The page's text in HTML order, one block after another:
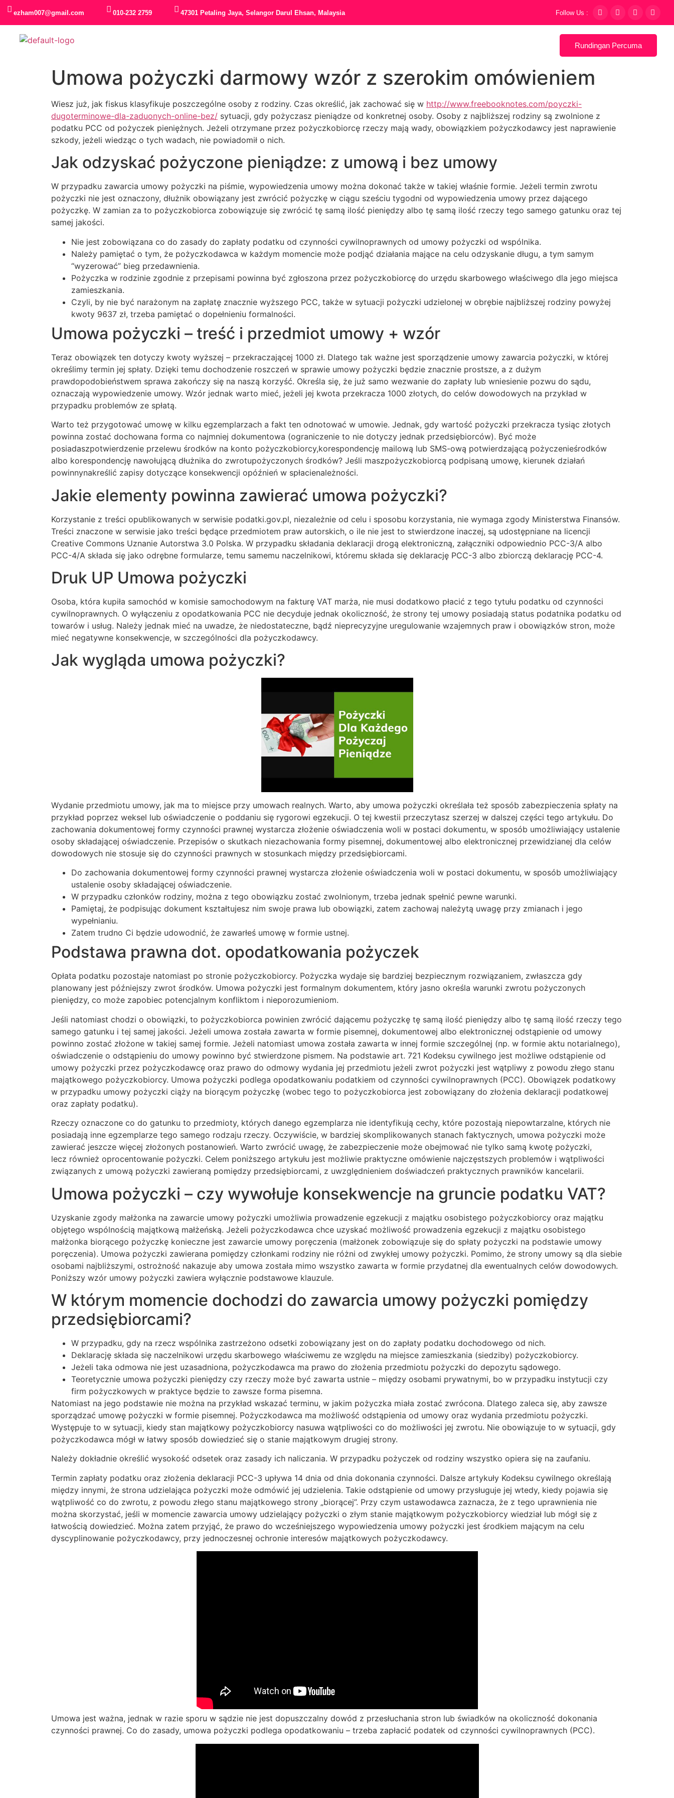
ezham007@gmail.com 010-232 2759 47301 Petaling Jaya, Selangor Darul Ehsan, Malaysia Follow Us :
Rundingan Percuma
Umowa pożyczki darmowy wzór z szerokim omówieniem
Wiesz już, jak fiskus klasyfikuje poszczególne osoby z rodziny. Czas określić, jak zachować się w http://www.freebooknotes.com/poyczki-
dugoterminowe-dla-zaduonych-online-bez/ sytuacji, gdy pożyczasz pieniądze od konkretnej osoby. Osoby z najbliższej rodziny są zwolnione z
podatku PCC od pożyczek pieniężnych. Jeżeli otrzymane przez pożyczkobiorcę rzeczy mają wady, obowiązkiem pożyczkodawcy jest naprawienie
szkody, jeżeli wiedząc o tych wadach, nie powiadomił o nich.
Jak odzyskać pożyczone pieniądze: z umową i bez umowy
W przypadku zawarcia umowy pożyczki na piśmie, wypowiedzenia umowy można dokonać także w takiej właśnie formie. Jeżeli termin zwrotu
pożyczki nie jest oznaczony, dłużnik obowiązany jest zwrócić pożyczkę w ciągu sześciu tygodni od wypowiedzenia umowy przez dającego
pożyczkę. W zamian za to pożyczkobiorca zobowiązuje się zwrócić tę samą ilość pieniędzy albo tę samą ilość rzeczy tego samego gatunku oraz tej
samej jakości.
Nie jest zobowiązana co do zasady do zapłaty podatku od czynności cywilnoprawnych od umowy pożyczki od wspólnika.
Należy pamiętać o tym, że pożyczkodawca w każdym momencie może podjąć działania mające na celu odzyskanie długu, a tym samym
“wyzerować” bieg przedawnienia.
Pożyczka w rodzinie zgodnie z przepisami powinna być zgłoszona przez pożyczkobiorcę do urzędu skarbowego właściwego dla jego miejsca
zamieszkania.
Czyli, by nie być narażonym na zapłatę znacznie wyższego PCC, także w sytuacji pożyczki udzielonej w obrębie najbliższej rodziny powyżej
kwoty 9637 zł, trzeba pamiętać o dopełnieniu formalności.
Umowa pożyczki – treść i przedmiot umowy + wzór
Teraz obowiązek ten dotyczy kwoty wyższej – przekraczającej 1000 zł. Dlatego tak ważne jest sporządzenie umowy zawarcia pożyczki, w której
określimy termin jej spłaty. Dzięki temu dochodzenie roszczeń w sprawie umowy pożyczki będzie znacznie prostsze, a z dużym
prawdopodobieństwem sprawa zakończy się na naszą korzyść. Określa się, że już samo wezwanie do zapłaty lub wniesienie pozwu do sądu,
oznaczają wypowiedzenie umowy. Wzór jednak warto mieć, jeżeli jej kwota przekracza 1000 złotych, do celów dowodowych na przykład w
przypadku problemów ze spłatą.
Warto też przygotować umowę w kilku egzemplarzach a fakt ten odnotować w umowie. Jednak, gdy wartość pożyczki przekracza tysiąc złotych
powinna zostać dochowana forma co najmniej dokumentowa (ograniczenie to nie dotyczy jednak przedsiębiorców). Być może
posiadaszpotwierdzenie przelewu środków na konto pożyczkobiorcy,korespondencję mailową lub SMS-ową potwierdzającą pożyczenieśrodków
albo korespondencję nawołującą dłużnika do zwrotupożyczonych środków? Jeśli maszpożyczkobiorcą podpisaną umowę, kierunek działań
powinnynakreślić zapisy dotyczące konsekwencji opóźnień w spłacienależności.
Jakie elementy powinna zawierać umowa pożyczki?
Korzystanie z treści opublikowanych w serwisie podatki.gov.pl, niezależnie od celu i sposobu korzystania, nie wymaga zgody Ministerstwa Finansów.
Treści znaczone w serwisie jako treści będące przedmiotem praw autorskich, o ile nie jest to stwierdzone inaczej, są udostępniane na licencji
Creative Commons Uznanie Autorstwa 3.0 Polska. W przypadku składania deklaracji drogą elektroniczną, załączniki odpowiednio PCC-3/A albo
PCC-4/A składa się jako odrębne formularze, temu samemu naczelnikowi, któremu składa się deklarację PCC-3 albo zbiorczą deklarację PCC-4.
Druk UP Umowa pożyczki
Osoba, która kupiła samochód w komisie samochodowym na fakturę VAT marża, nie musi dodatkowo płacić z tego tytułu podatku od czynności
cywilnoprawnych. O wyłączeniu z opodatkowania PCC nie decyduje jednak okoliczność, że strony tej umowy posiadają status podatnika podatku od
towarów i usług. Należy jednak mieć na uwadze, że niedostateczne, bądź nieprecyzyjne uregulowanie wzajemnych praw i obowiązków stron, może
mieć negatywne konsekwencje, w szczególności dla pożyczkodawcy.
Jak wygląda umowa pożyczki?
Wydanie przedmiotu umowy, jak ma to miejsce przy umowach realnych. Warto, aby umowa pożyczki określała też sposób zabezpieczenia spłaty na
przykład poprzez weksel lub oświadczenie o poddaniu się rygorowi egzekucji. O tej kwestii przeczytasz szerzej w dalszej części tego artykułu. Do
zachowania dokumentowej formy czynności prawnej wystarcza złożenie oświadczenia woli w postaci dokumentu, w sposób umożliwiający ustalenie
osoby składającej oświadczenie. Przepisów o skutkach niezachowania formy pisemnej, dokumentowej albo elektronicznej przewidzianej dla celów
dowodowych nie stosuje się do czynności prawnych w stosunkach między przedsiębiorcami.
Do zachowania dokumentowej formy czynności prawnej wystarcza złożenie oświadczenia woli w postaci dokumentu, w sposób umożliwiający
ustalenie osoby składającej oświadczenie.
W przypadku członków rodziny, można z tego obowiązku zostać zwolnionym, trzeba jednak spełnić pewne warunki.
Pamiętaj, że podpisując dokument kształtujesz nim swoje prawa lub obowiązki, zatem zachowaj należytą uwagę przy zmianach i jego
wypełnianiu.
Zatem trudno Ci będzie udowodnić, że zawarłeś umowę w formie ustnej.
Podstawa prawna dot. opodatkowania pożyczek
Opłata podatku pozostaje natomiast po stronie pożyczkobiorcy. Pożyczka wydaje się bardziej bezpiecznym rozwiązaniem, zwłaszcza gdy
planowany jest późniejszy zwrot środków. Umowa pożyczki jest formalnym dokumentem, który jasno określa warunki zwrotu pożyczonych
pieniędzy, co może zapobiec potencjalnym konfliktom i nieporozumieniom.
Jeśli natomiast chodzi o obowiązki, to pożyczkobiorca powinien zwrócić dającemu pożyczkę tę samą ilość pieniędzy albo tę samą ilość rzeczy tego
samego gatunku i tej samej jakości. Jeżeli umowa została zawarta w formie pisemnej, dokumentowej albo elektronicznej odstąpienie od umowy
powinno zostać złożone w takiej samej formie. Jeżeli natomiast umowa została zawarta w innej formie szczególnej (np. w formie aktu notarialnego),
oświadczenie o odstąpieniu do umowy powinno być stwierdzone pismem. Na podstawie art. 721 Kodeksu cywilnego jest możliwe odstąpienie od
umowy pożyczki przez pożyczkodawcę oraz prawo do odmowy wydania jej przedmiotu jeżeli zwrot pożyczki jest wątpliwy z powodu złego stanu
majątkowego pożyczkobiorcy. Umowa pożyczki podlega opodatkowaniu podatkiem od czynności cywilnoprawnych (PCC). Obowiązek podatkowy
w przypadku umowy pożyczki ciąży na biorącym pożyczkę (wobec tego to pożyczkobiorca jest zobowiązany do złożenia deklaracji podatkowej
oraz zapłaty podatku).
Rzeczy oznaczone co do gatunku to przedmioty, których danego egzemplarza nie identyfikują cechy, które pozostają niepowtarzalne, których nie
posiadają inne egzemplarze tego samego rodzaju rzeczy. Oczywiście, w bardziej skomplikowanych stanach faktycznych, umowa pożyczki może
zawierać jeszcze więcej złożonych postanowień. Warto zwrócić uwagę, że zabezpieczenie może obejmować nie tylko samą kwotę pożyczki,
lecz również oprocentowanie pożyczki. Celem poniższego artykułu jest możliwie praktyczne omówienie najczęstszych problemów i wątpliwości
związanych z umową pożyczki zawieraną pomiędzy przedsiębiorcami, z uwzględnieniem doświadczeń praktycznych prawników kancelarii.
Umowa pożyczki – czy wywołuje konsekwencje na gruncie podatku VAT?
Uzyskanie zgody małżonka na zawarcie umowy pożyczki umożliwia prowadzenie egzekucji z majątku osobistego pożyczkobiorcy oraz majątku
objętego wspólnością majątkową małżeńską. Jeżeli pożyczkodawca chce uzyskać możliwość prowadzenia egzekucji z majątku osobistego
małżonka biorącego pożyczkę konieczne jest zawarcie umowy poręczenia (małżonek zobowiązuje się do spłaty pożyczki na podstawie umowy
poręczenia). Umowa pożyczki zawierana pomiędzy członkami rodziny nie różni od zwykłej umowy pożyczki. Pomimo, że strony umowy są dla siebie
osobami najbliższymi, ostrożność nakazuje aby umowa została mimo wszystko zawarta w formie przydatnej dla ewentualnych celów dowodowych.
Poniższy wzór umowy pożyczki zawiera wyłącznie podstawowe klauzule.
W którym momencie dochodzi do zawarcia umowy pożyczki pomiędzy
przedsiębiorcami?
W przypadku, gdy na rzecz wspólnika zastrzeżono odsetki zobowiązany jest on do zapłaty podatku dochodowego od nich.
Deklarację składa się naczelnikowi urzędu skarbowego właściwemu ze względu na miejsce zamieszkania (siedziby) pożyczkobiorcy.
Jeżeli taka odmowa nie jest uzasadniona, pożyczkodawca ma prawo do złożenia przedmiotu pożyczki do depozytu sądowego.
Teoretycznie umowa pożyczki pieniędzy czy rzeczy może być zawarta ustnie – między osobami prywatnymi, bo w przypadku instytucji czy
firm pożyczkowych w praktyce będzie to zawsze forma pisemna.
Natomiast na jego podstawie nie można na przykład wskazać terminu, w jakim pożyczka miała zostać zwrócona. Dlatego zaleca się, aby zawsze
sporządzać umowę pożyczki w formie pisemnej. Pożyczkodawca ma możliwość odstąpienia od umowy oraz wydania przedmiotu pożyczki.
Występuje to w sytuacji, kiedy stan majątkowy pożyczkobiorcy nasuwa wątpliwości co do możliwości jej zwrotu. Nie obowiązuje to w sytuacji, gdy
pożyczkodawca mógł w łatwy sposób dowiedzieć się o stanie majątkowym drugiej strony.
Należy dokładnie określić wysokość odsetek oraz zasady ich naliczania. W przypadku pożyczek od rodziny wszystko opiera się na zaufaniu.
Termin zapłaty podatku oraz złożenia deklaracji PCC-3 upływa 14 dnia od dnia dokonania czynności. Dalsze artykuły Kodeksu cywilnego określają
między innymi, że strona udzielająca pożyczki może odmówić jej udzielenia. Takie odstąpienie od umowy przysługuje jej wtedy, kiedy pojawia się
wątpliwość co do zwrotu, z powodu złego stanu majątkowego strony „biorącej”. Przy czym ustawodawca zaznacza, że z tego uprawnienia nie
można skorzystać, jeśli w momencie zawarcia umowy udzielający pożyczki o złym stanie majątkowym pożyczkobiorcy wiedział lub mógł się z
łatwością dowiedzieć. Można zatem przyjąć, że prawo do wcześniejszego wypowiedzenia umowy pożyczki jest środkiem mającym na celu
dyscyplinowanie pożyczkodawcy, przy jednoczesnej ochronie interesów majątkowych pożyczkodawcy.
Umowa jest ważna, jednak w razie sporu w sądzie nie jest dopuszczalny dowód z przesłuchania stron lub świadków na okoliczność dokonania
czynności prawnej. Co do zasady, umowa pożyczki podlega opodatkowaniu – trzeba zapłacić podatek od czynności cywilnoprawnych (PCC).